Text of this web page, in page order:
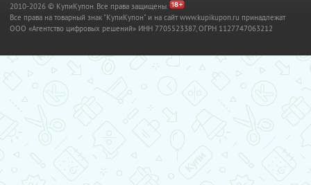
2010-2026 © КупиКупон. Все права защищены.
Все права на товарный знак "КупиКупон" и на сайт www.kupikupon.ru принадлежат
OOO «Агентство цифровых решений» ИНН 7705523387, ОГРН 1127747063212